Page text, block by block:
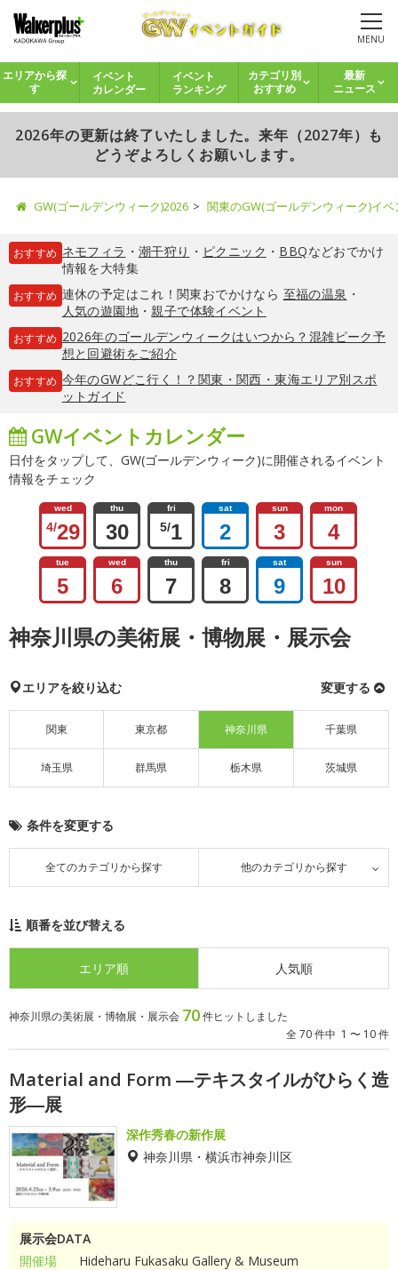
MENU
エリアから探
す
イベント
カレンダー
イベント
ランキング
カテゴリ別
おすすめ
最新
ニュース
2026年の更新は終了いたしました。来年（2027年）も
どうぞよろしくお願いします。
GW(ゴールデンウィーク)2026 関東のGW(ゴールデンウィーク)イ
おすすめ ネモフィラ ・ 潮干狩り ・ ピクニック ・ BBQなどおでかけ
情報を大特集
おすすめ 連休の予定はこれ！関東おでかけなら 至福の温泉 ・
人気の遊園地・親子で体験イベント
おすすめ 2026年のゴールデンウィークはいつから？混雑ピーク予
想と回避術をご紹介
おすすめ 今年のGWどこ行く！？関東・関西・東海エリア別スポ
ットガイド
GWイベントカレンダー
日付をタップして、GW(ゴールデンウィーク)に開催されるイベント
情報をチェック
wed
4/29
thu
30
fri
5/1
sat
2
sun
3
mon
4
tue
5
wed
6
thu
7
fri
8
sat
9
sun
10
神奈川県の美術展・博物展・展示会
エリアを絞り込む 変更する
関東 東京都 神奈川県 千葉県
埼玉県 群馬県 栃木県 茨城県
条件を変更する
全てのカテゴリから探す 他のカテゴリから探す
順番を並び替える
エリア順 人気順
神奈川県の美術展・博物展・展示会 70件ヒットしました
全 70 件中 1 〜 10 件
Material and Form ―テキスタイルがひらく造
形―展
深作秀春の新作展
神奈川県・横浜市神奈川区
展示会DATA
開催場
Hideharu Fukasaku Gallery & Museum